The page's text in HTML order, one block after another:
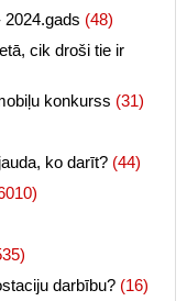
(48)
cik droši tie ir
konkurss (31)
ko darīt? (44)
darbību? (16)